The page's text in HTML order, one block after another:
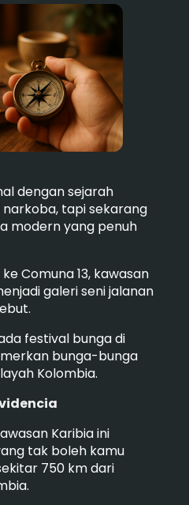
dengan sejarah
tapi sekarang
modern yang penuh
Comuna 13, kawasan
galeri seni jalanan
festival bunga di
bunga-bunga
Kolombia.
Karibia ini
tak boleh kamu
750 km dari